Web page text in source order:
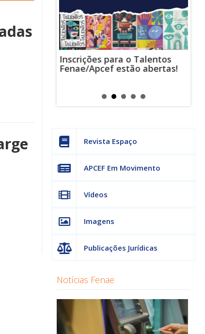
Inscrições para o Talentos
Fenae/Apcef estão abertas!
Revista Espaço
APCEF Em Movimento
Vídeos
Imagens
Publicações Jurídicas
Notícias Fenae